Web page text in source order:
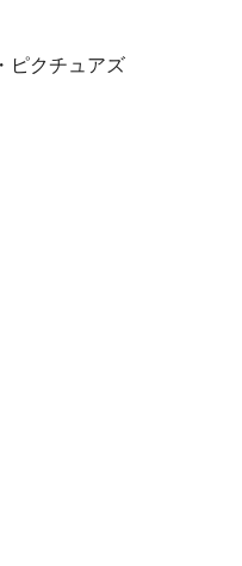
ピクチュアズ